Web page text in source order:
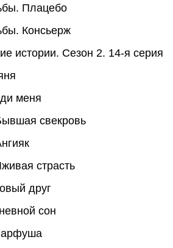
Плацебо
Консьерж
истории. Сезон 2. 14-я серия
меня
свекровь
страсть
друг
сон